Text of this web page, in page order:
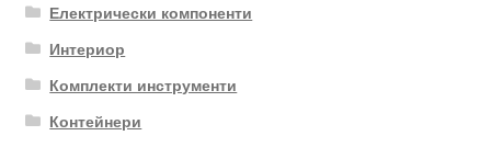
Електрически компоненти
Интериор
Комплекти инструменти
Контейнери